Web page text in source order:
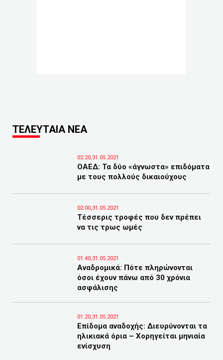
ΤΕΛΕΥΤΑΙΑ ΝΕΑ
02:20,31.05.2021
ΟΑΕΔ: Τα δύο «άγνωστα» επιδόματα
με τους πολλούς δικαιούχους
02:00,31.05.2021
Τέσσερις τροφές που δεν πρέπει
να τις τρως ωμές
01:40,31.05.2021
Αναδρομικά: Πότε πληρώνονται
όσοι έχουν πάνω από 30 χρόνια
ασφάλισης
01:20,31.05.2021
Eπίδομα αναδοχής: Διευρύνονται τα
ηλικιακά όρια – Χορηγείται μηνιαία
ενίσχυση